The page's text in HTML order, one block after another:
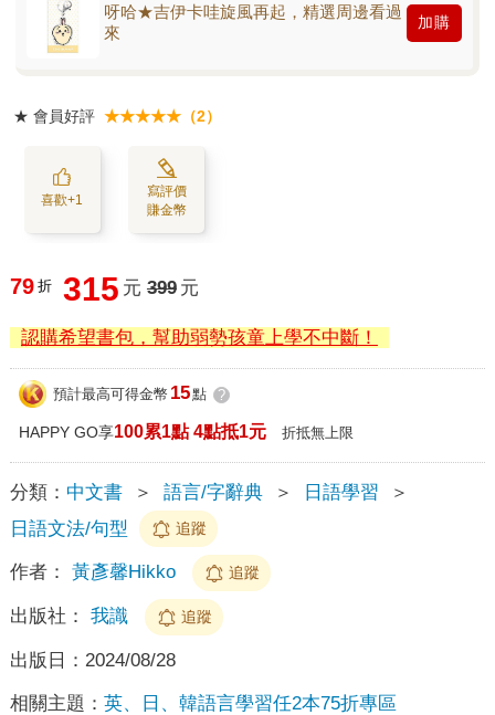
呀哈★吉伊卡哇旋風再起，精選周邊看過
來
加購
★ 會員好評 ★★★★★（2）
喜歡+1
寫評價
賺金幣
79 折 315 元 399 元
認購希望書包，幫助弱勢孩童上學不中斷！
預計最高可得金幣 15點 ?
HAPPY GO享100累1點 4點抵1元 折抵無上限
分類： 中文書 ＞ 語言/字辭典 ＞ 日語學習
＞
日語文法/句型
追蹤
作者： 黃彥馨Hikko 追蹤
出版社： 我識 追蹤
出版日： 2024/08/28
相關主題： 英、日、韓語言學習任2本75折專區